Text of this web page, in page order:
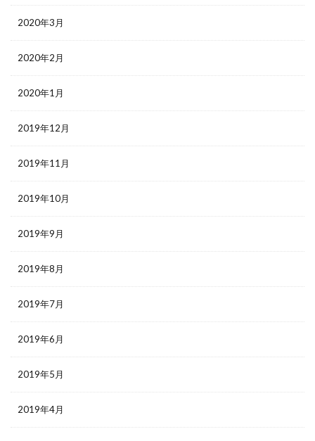
2020年3月
2020年2月
2020年1月
2019年12月
2019年11月
2019年10月
2019年9月
2019年8月
2019年7月
2019年6月
2019年5月
2019年4月